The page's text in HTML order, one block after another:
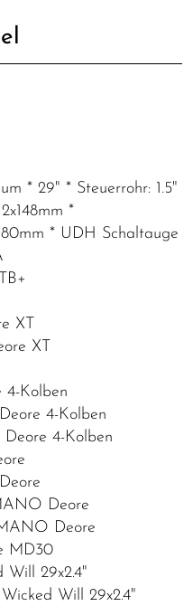
* 29" * Steuerrohr: 1.5"
*
* UDH Schaltauge
XT
XT
Kolben
4-Kolben
4-Kolben
Deore
Deore
MD30
Will 29x2.4"
Will 29x2.4"